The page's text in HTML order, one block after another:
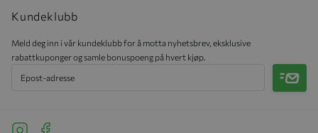
Kundeklubb
Meld deg inn i vår kundeklubb for å motta nyhetsbrev, eksklusive
rabattkuponger og samle bonuspoeng på hvert kjøp.
Meld
See our Instagram
See our Facebook